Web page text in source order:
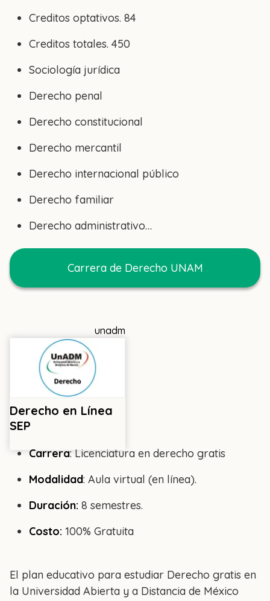
Creditos optativos. 84
Creditos totales. 450
Sociología jurídica
Derecho penal
Derecho constitucional
Derecho mercantil
Derecho internacional público
Derecho familiar
Derecho administrativo…
Carrera de Derecho UNAM
unadm
Derecho en Línea
SEP
Carrera: Licenciatura en derecho gratis
Modalidad: Aula virtual (en línea).
Duración: 8 semestres.
Costo: 100% Gratuita
El plan educativo para estudiar Derecho gratis en
la Universidad Abierta y a Distancia de México